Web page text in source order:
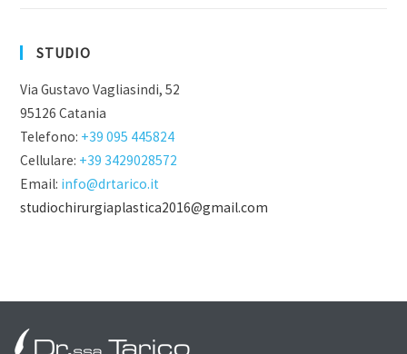
STUDIO
Via Gustavo Vagliasindi, 52
95126 Catania
Telefono: +39 095 445824
Cellulare: +39 3429028572
Email: info@drtarico.it
studiochirurgiaplastica2016@gmail.com